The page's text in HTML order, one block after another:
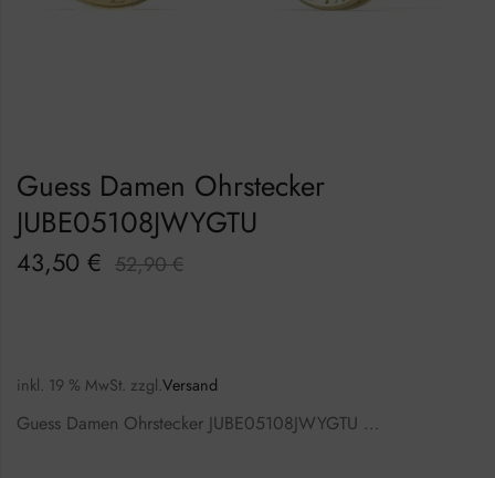
Guess Damen Ohrstecker
JUBE05108JWYGTU
43,50 € 52,90€
inkl. 19 % MwSt. zzgl.Versand
Guess Damen Ohrstecker JUBE05108JWYGTU …